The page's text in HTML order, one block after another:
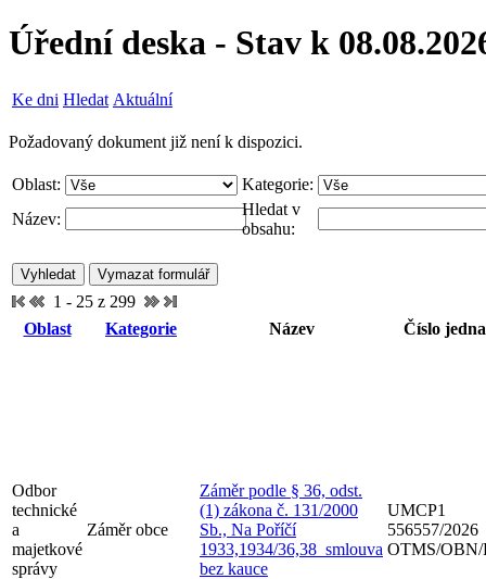
Úřední deska - Stav k
Ke dni Hledat Aktuální
Požadovaný dokument již není k dispozici.
Oblast:
Kategorie:
Název:
Hledat v
obsahu:
1 - 25 z 299
Oblast
Kategorie Název Číslo
Odbor
technické
a
majetkové
správy
Záměr obce
Záměr podle § 36, odst.
(1) zákona č. 131/2000
Sb., Na Poříčí
1933,1934/36,38_smlouva
bez kauce
UMCP1
556557/2026
OTMS/